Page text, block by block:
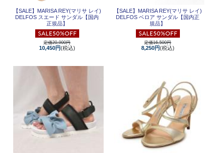
【SALE】 MARISA REY(マリサ レイ)
DELFOS スエード サンダル【国内
正規品】
定価20,900円
10,450円(税込)
【SALE】 MARISA REY(マリサ レイ)
DELFOS ベロア サンダル【国内正
規品】
定価16,500円
8,250円(税込)